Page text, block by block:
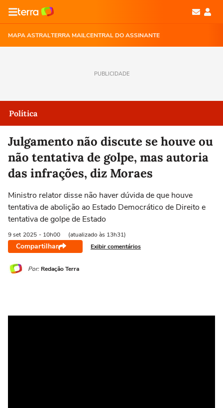
MAPA ASTRALTERRA MAILCENTRAL DO ASSINANTE
PUBLICIDADE
Política
Julgamento não discute se houve ou
não tentativa de golpe, mas autoria
das infrações, diz Moraes
Ministro relator disse não haver dúvida de que houve
tentativa de abolição ao Estado Democrático de Direito e
tentativa de golpe de Estado
9 set 2025 - 10h00 (atualizado às 13h31)
Compartilhar Exibir comentários
Por: Redação Terra